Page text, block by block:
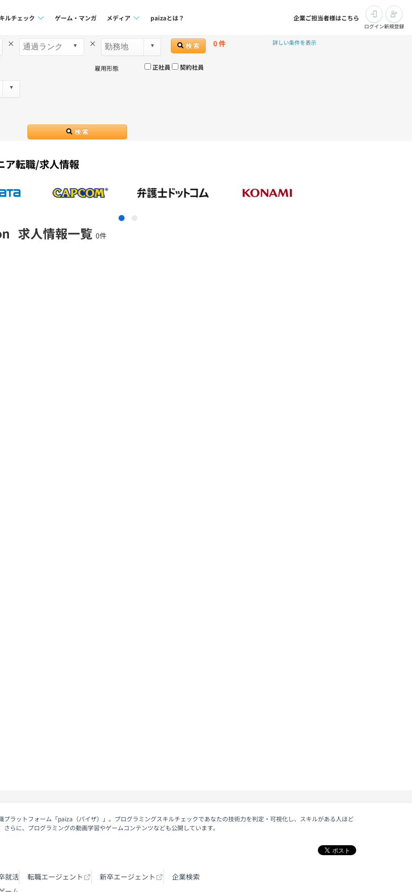
ン
ーポン
ルチェック
プログラミング言語
評価結果一覧
ゲーム・マンガ メディア
Tech Team Journal
paiza times
paizaとは？ 企業ご担当者様はこちら
ログイン新規登録
× × 検 索 0件 詳しい条件を表示
雇用形態 正社員 契約社員
検 索
ア転職/求人情報
求人情報一覧 0件
ラットフォーム「paiza（パイザ）」。プログラミングスキルチェックであなたの技術力を判定・可視化し、スキルがある人ほど
らに、プログラミングの動画学習やゲームコンテンツなども公開しています。
就活 転職エージェント 新卒エージェント
企業検索